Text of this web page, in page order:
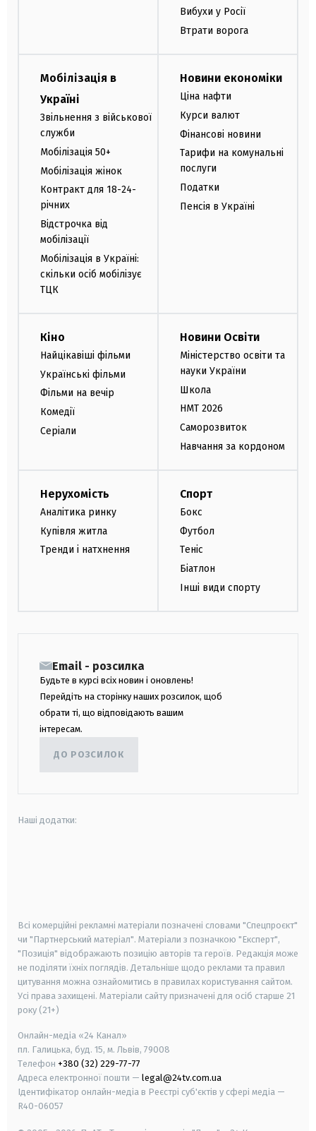
Вибухи у Росії
Втрати ворога
Мобілізація в
Україні
Звільнення з військової
служби
Мобілізація 50+
Мобілізація жінок
Контракт для 18-24-
річних
Відстрочка від
мобілізації
Мобілізація в Україні:
скільки осіб мобілізує
ТЦК
Новини економіки
Ціна нафти
Курси валют
Фінансові новини
Тарифи на комунальні
послуги
Податки
Пенсія в Україні
Кіно
Найцікавіші фільми
Українські фільми
Фільми на вечір
Комедії
Серіали
Новини Освіти
Міністерство освіти та
науки України
Школа
НМТ 2026
Саморозвиток
Навчання за кордоном
Нерухомість
Аналітика ринку
Купівля житла
Тренди і натхнення
Спорт
Бокс
Футбол
Теніс
Біатлон
Інші види спорту
Email - розсилка
Будьте в курсі всіх новин і оновлень!
Перейдіть на сторінку наших розсилок, щоб
обрати ті, що відповідають вашим
інтересам.
ДО РОЗСИЛОК
Наші додатки:
Всі комерційні рекламні матеріали позначені словами "Спецпроєкт"
чи "Партнерський матеріал". Матеріали з позначкою "Експерт",
"Позиція" відображають позицію авторів та героїв. Редакція може
не поділяти їхніх поглядів. Детальніше щодо реклами та правил
цитування можна ознайомитись в правилах користування сайтом.
Усі права захищені. Матеріали сайту призначені для осіб старше 21
року (21+)
Онлайн-медіа «24 Канал»
пл. Галицька, буд. 15, м. Львів, 79008
Телефон +380 (32) 229-77-77
Адреса електронної пошти — legal@24tv.com.ua
Ідентифікатор онлайн-медіа в Реєстрі суб'єктів у сфері медіа —
R40-06057